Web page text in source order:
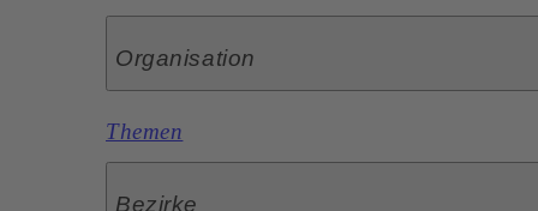
Organisation
Themen
Bezirke